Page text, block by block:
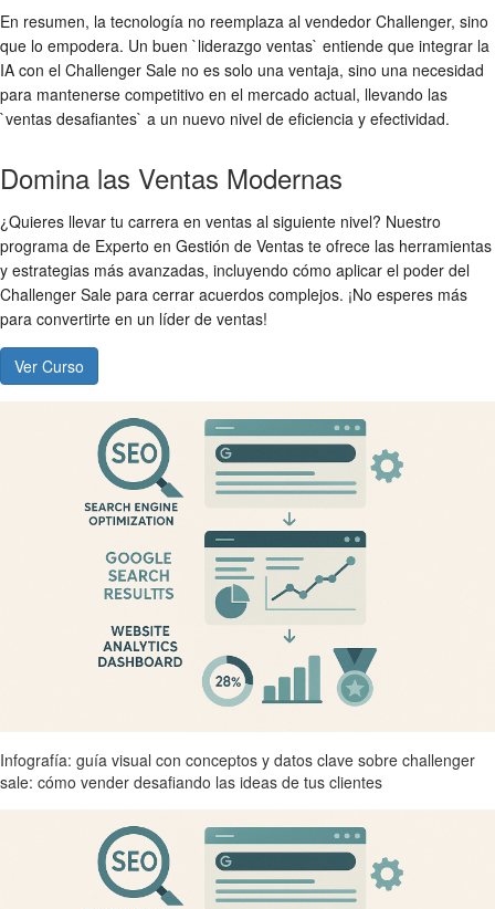
En resumen, la tecnología no reemplaza al vendedor Challenger, sino
que lo empodera. Un buen `liderazgo ventas` entiende que integrar la
IA con el Challenger Sale no es solo una ventaja, sino una necesidad
para mantenerse competitivo en el mercado actual, llevando las
`ventas desafiantes` a un nuevo nivel de eficiencia y efectividad.
Domina las Ventas Modernas
¿Quieres llevar tu carrera en ventas al siguiente nivel? Nuestro
programa de Experto en Gestión de Ventas te ofrece las herramientas
y estrategias más avanzadas, incluyendo cómo aplicar el poder del
Challenger Sale para cerrar acuerdos complejos. ¡No esperes más
para convertirte en un líder de ventas!
Ver Curso
Infografía: guía visual con conceptos y datos clave sobre challenger
sale: cómo vender desafiando las ideas de tus clientes